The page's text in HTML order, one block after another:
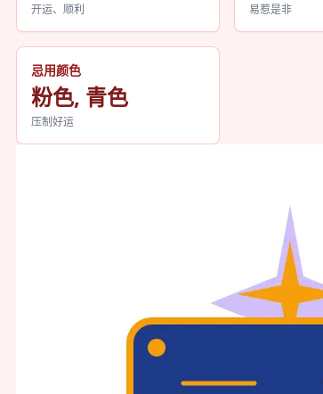
开运、顺利 易惹是非
忌用颜色
粉色, 青色
压制好运